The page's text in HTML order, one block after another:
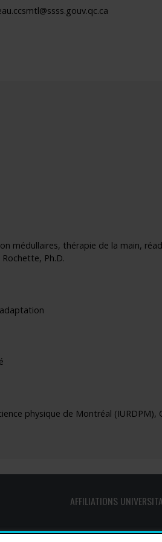
médullaires, thérapie de la main,
Ph.D.
physique de Montréal (IURDPM),
AFFILIATIONS